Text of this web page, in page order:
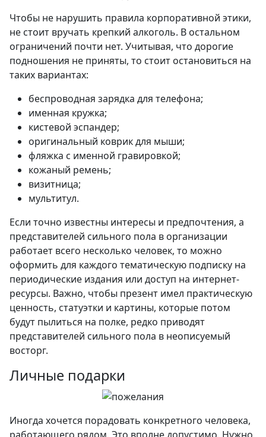
Чтобы не нарушить правила корпоративной этики,
не стоит вручать крепкий алкоголь. В остальном
ограничений почти нет. Учитывая, что дорогие
подношения не приняты, то стоит остановиться на
таких вариантах:
беспроводная зарядка для телефона;
именная кружка;
кистевой эспандер;
оригинальный коврик для мыши;
фляжка с именной гравировкой;
кожаный ремень;
визитница;
мультитул.
Если точно известны интересы и предпочтения, а
представителей сильного пола в организации
работает всего несколько человек, то можно
оформить для каждого тематическую подписку на
периодические издания или доступ на интернет-
ресурсы. Важно, чтобы презент имел практическую
ценность, статуэтки и картины, которые потом
будут пылиться на полке, редко приводят
представителей сильного пола в неописуемый
восторг.
Личные подарки
Иногда хочется порадовать конкретного человека,